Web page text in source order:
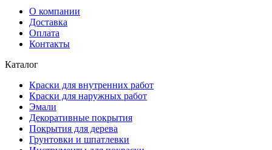
О компании
Доставка
Оплата
Контакты
Каталог
Краски для внутренних работ
Краски для наружных работ
Эмали
Декоративные покрытия
Покрытия для дерева
Грунтовки и шпатлевки